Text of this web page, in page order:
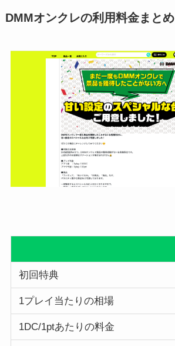
DMMオンクレの利用料金まとめ
初回特典
1プレイ当たりの相場
1DC/1ptあたりの料金